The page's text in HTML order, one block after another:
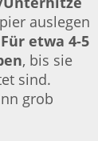
auslegen
Für etwa 4-5
, bis sie
sind.
grob